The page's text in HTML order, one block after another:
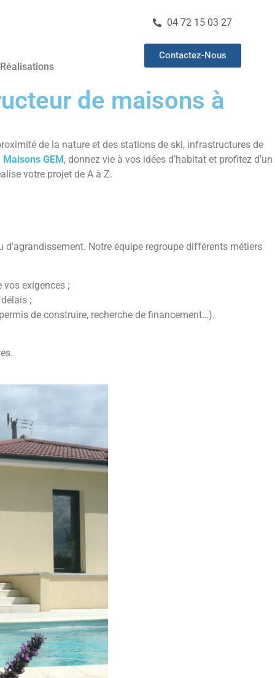
04 72 15 03 27
Contactez-Nous
de maisons à
de la nature et des stations de ski, infrastructures de
Maisons GEM, donnez vie à vos idées d’habitat et profitez d’un
votre projet de A à Z.
Notre équipe regroupe différents métiers
exigences ;
;
de construire, recherche de financement…).